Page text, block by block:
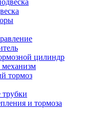
цилиндр
тормоз
и тормоза